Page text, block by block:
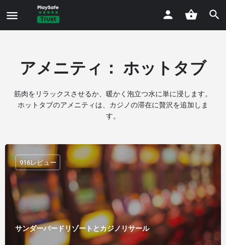
アメニティ： ホットタブ
筋肉をリラックスさせるか、暖かく泡立つ水に単に浸します。
ホットタブのアメニティは、カジノの滞在に贅沢を追加しま
す。
サンダーバードリゾートとカジノリサール
916レビュー